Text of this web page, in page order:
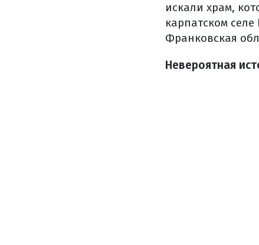
искали храм,
карпатском
Франковская
Невероятная